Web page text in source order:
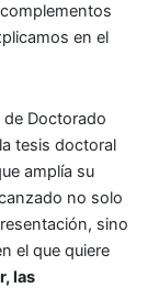
en el
Doctorado
tesis doctoral
amplía su
no solo
sino
el que quiere
las